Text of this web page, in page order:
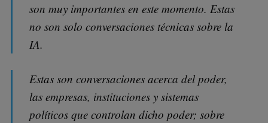
son muy importantes en este momento. Estas
no son solo conversaciones técnicas sobre la
IA.
Estas son conversaciones acerca del poder,
las empresas, instituciones y sistemas
políticos que controlan dicho poder; sobre